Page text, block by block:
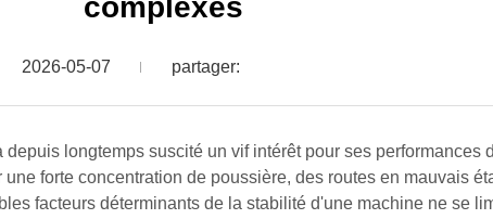
complexes
2026-05-07 partager:
depuis longtemps suscité un vif intérêt pour ses performances
forte concentration de poussière, des routes en mauvais
facteurs déterminants de la stabilité d'une machine ne se